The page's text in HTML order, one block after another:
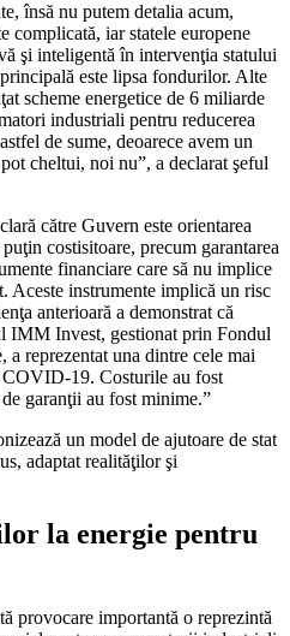
însă nu putem detalia acum,
complicată, iar statele europene
şi inteligentă în intervenţia statului
este lipsa fondurilor. Alte
scheme energetice de 6 miliarde
industriali pentru reducerea
de sume, deoarece avem un
cheltui, noi nu”, a declarat şeful
către Guvern este orientarea
costisitoare, precum garantarea
financiare care să nu implice
Aceste instrumente implică un risc
anterioară a demonstrat că
IMM Invest, gestionat prin Fondul
a reprezentat una dintre cele mai
19. Costurile au fost
garanţii au fost minime.”
un model de ajutoare de stat
adaptat realităţilor şi
la energie pentru
provocare importantă o reprezintă